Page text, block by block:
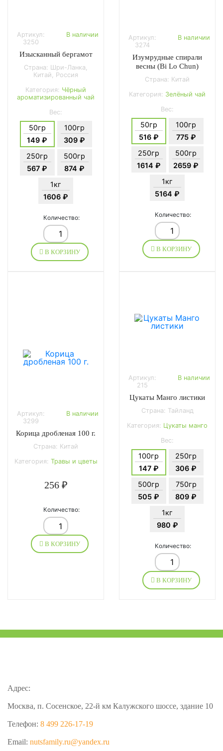
Артикул:
3250
В наличии
Изысканный бергамот
Страна: Шри-Ланка,
Китай, Россия
Категория: Чёрный
ароматизированный чай
Вес:
50гр
149 ₽
100гр
309 ₽
250гр
567 ₽
500гр
874 ₽
1кг
1606 ₽
Количество:
В КОРЗИНУ
Артикул:
3274
В наличии
Изумрудные спирали
весны (Bi Lo Chun)
Страна: Китай
Категория: Зелёный чай
Вес:
50гр
516 ₽
100гр
775 ₽
250гр
1614 ₽
500гр
2659 ₽
1кг
5164 ₽
Количество:
В КОРЗИНУ
Артикул:
3299
В наличии
Корица дробленая 100 г.
Страна: Китай
Категория: Травы и цветы
256 ₽
Количество:
В КОРЗИНУ
Артикул:
215
В наличии
Цукаты Манго листики
Страна: Тайланд
Категория: Цукаты манго
Вес:
100гр
147 ₽
250гр
306 ₽
500гр
505 ₽
750гр
809 ₽
1кг
980 ₽
Количество:
В КОРЗИНУ
Адрес:
Москва, п. Сосенское, 22-й км Калужского шоссе, здание 10
Телефон: 8 499 226-17-19
Email: nutsfamily.ru@yandex.ru